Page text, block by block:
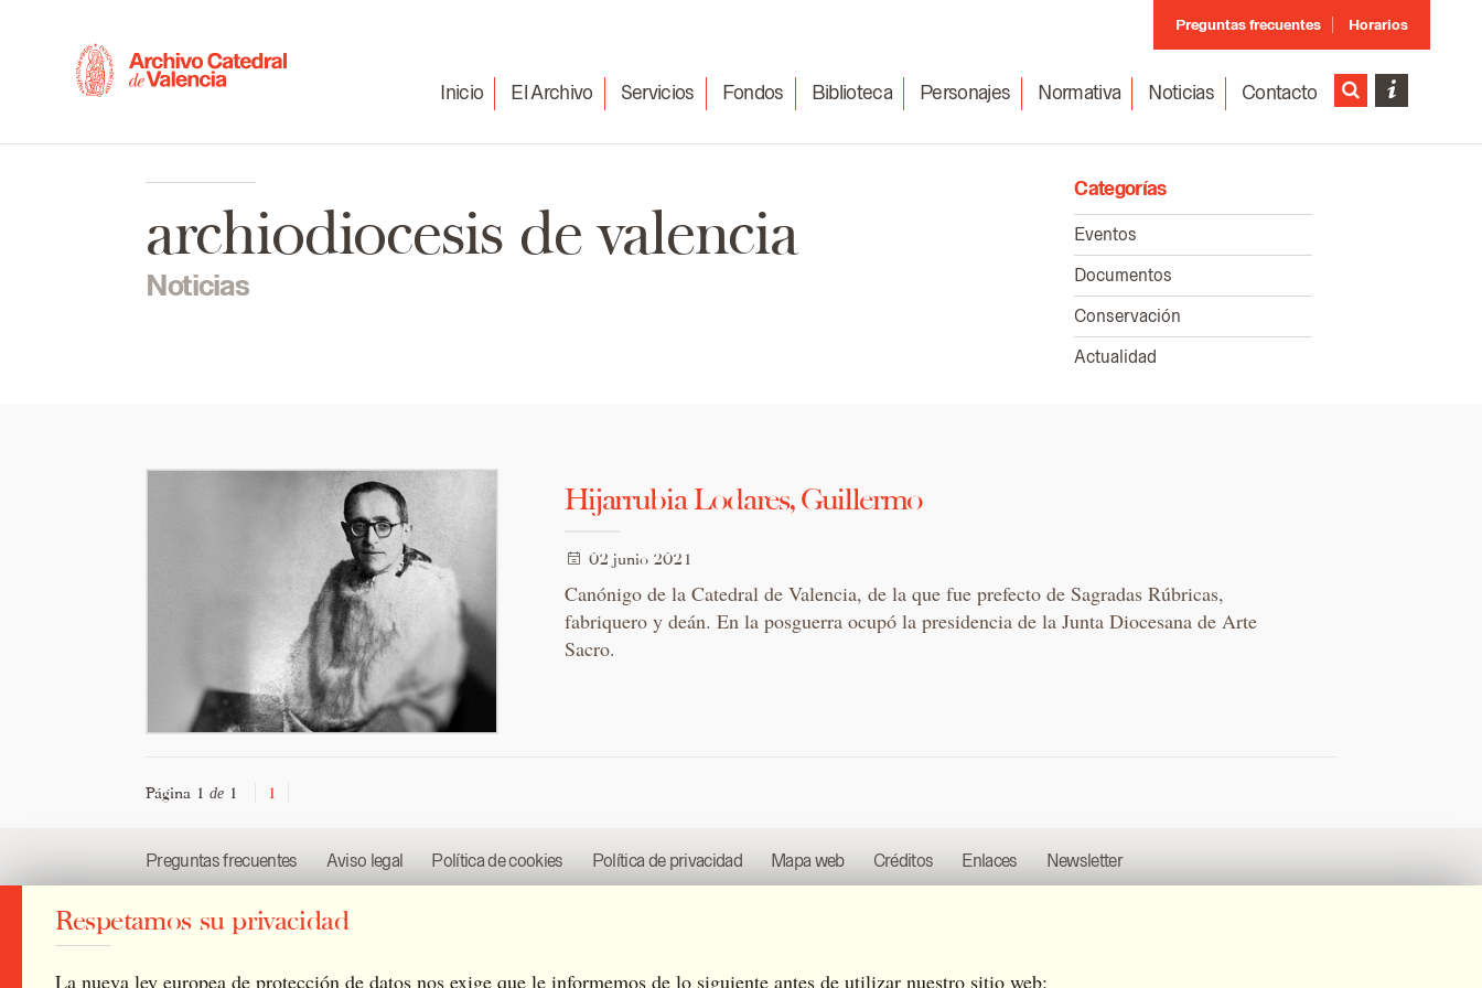
Preguntas frecuentes Horarios
Inicio El Archivo Servicios Fondos Biblioteca Personajes Normativa Noticias Contacto
archiodiocesis de valencia
Noticias
Categorías
Eventos
Documentos
Conservación
Actualidad
Hijarrubia Lodares, Guillermo
02 junio 2021
Canónigo de la Catedral de Valencia, de la que fue prefecto de Sagradas Rúbricas,
fabriquero y deán. En la posguerra ocupó la presidencia de la Junta Diocesana de Arte
Sacro.
Página 1 de 1 1
Preguntas frecuentes Aviso legal Política de cookies Política de privacidad Mapa web Créditos Enlaces Newsletter
2026 © Archivo Catedral de Valencia
Respetamos su privacidad
La nueva ley europea de protección de datos nos exige que le informemos de lo siguiente antes de utilizar nuestro sitio web: